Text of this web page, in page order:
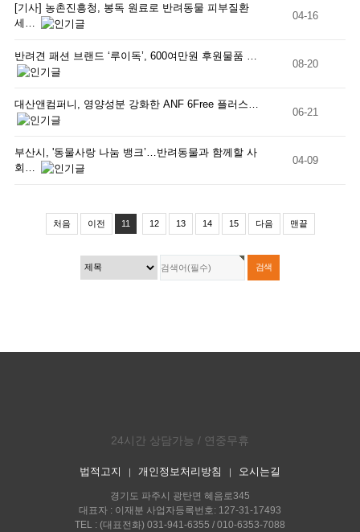
[기사] 농촌진흥청, 봉독 원료로 반려동물 피부질환
세…
04-16
반려견 패션 브랜드 ‘루이독’, 600여만원 후원물품 …
08-20
대산앤컴퍼니, 영양성분 강화한 ANF 6Free 플러스…
06-21
부산시, '동물사랑 나눔 뱅크’…반려동물과 함께할 사
회…
04-09
처음 이전 11 12 13 14 15 다음 맨끝
24시간 상담가능 / 연중무휴
법적고지 개인정보처리방침 오시는길
경기도 파주시 광탄면 혜음로345
대표자 : 이재분 사업자등록번호: 127-31-17493
TEL : (대표전화) 031-941-6355 / 010-6353-7088